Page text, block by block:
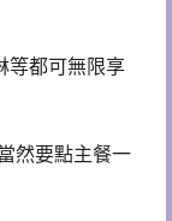
等都可無限享
然要點主餐一